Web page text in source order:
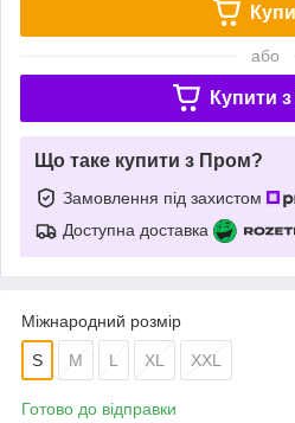
або
Купити з
Що таке купити з Пром?
Замовлення під захистом
Доступна доставка
Міжнародний розмір
S M L XL XXL
Готово до відправки